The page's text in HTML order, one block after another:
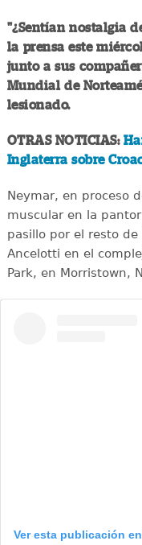
"¿Sentían nostalgia
la prensa este
junto a sus
Mundial de
lesionado.
OTRAS NOTICIAS:
Inglaterra sobre
Neymar, en proceso
muscular en la
pasillo por el resto
Ancelotti en el
Park, en Morristown,
Ver esta publicación